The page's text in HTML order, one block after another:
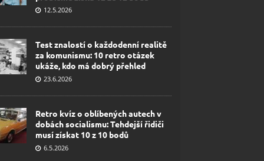
12.5.2026
Test znalostí o každodenní realitě
za komunismu: 10 retro otázek
ukáže, kdo má dobrý přehled
23.6.2026
Retro kvíz o oblíbených autech v
dobách socialismu: Tehdejší řidiči
musí získat 10 z 10 bodů
6.5.2026